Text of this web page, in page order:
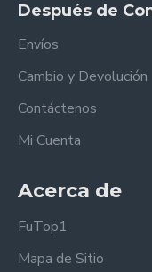
Después de
Envíos
Cambio y Devolución
Contáctenos
Mi Cuenta
Acerca de
FuTop1
Mapa de Sitio